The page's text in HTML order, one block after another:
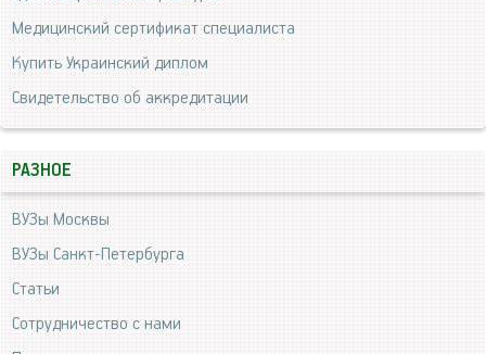
Медицинский сертификат специалиста
Купить Украинский диплом
Свидетельство об аккредитации
РАЗНОЕ
ВУЗы Москвы
ВУЗы Санкт-Петербурга
Статьи
Сотрудничество с нами